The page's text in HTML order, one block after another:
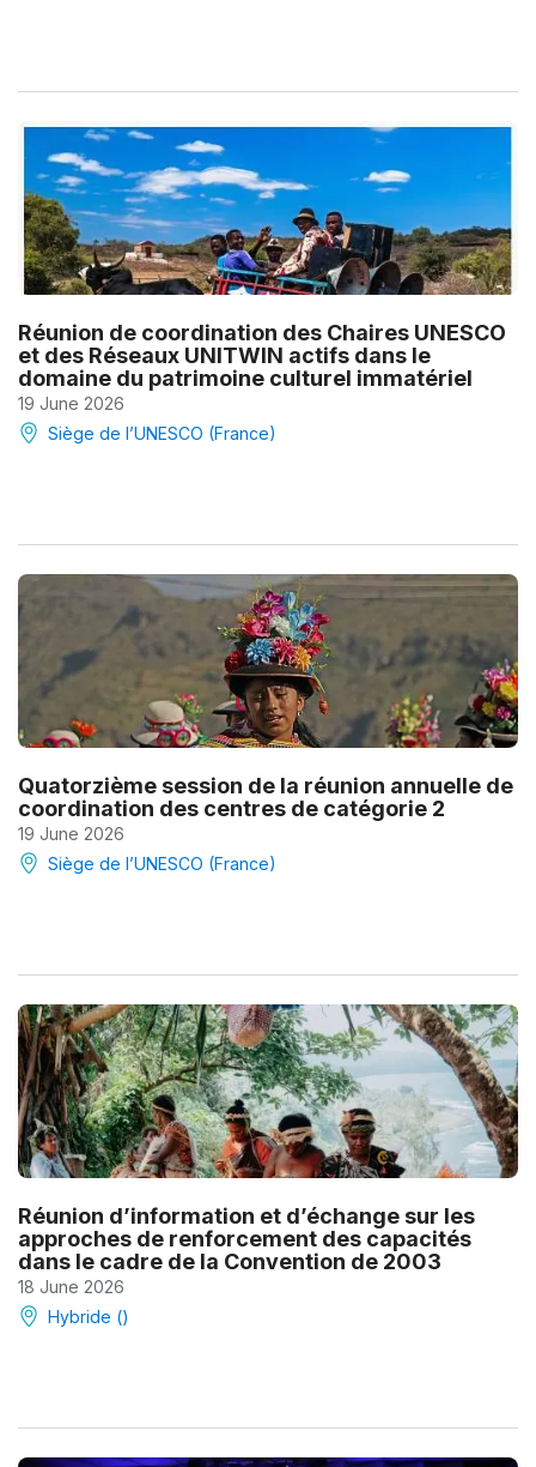
Réunion de coordination des Chaires UNESCO
et des Réseaux UNITWIN actifs dans le
domaine du patrimoine culturel immatériel
19 June 2026
Siège de l’UNESCO (France)
Quatorzième session de la réunion annuelle de
coordination des centres de catégorie 2
19 June 2026
Siège de l’UNESCO (France)
Réunion d’information et d’échange sur les
approches de renforcement des capacités
dans le cadre de la Convention de 2003
18 June 2026
Hybride ()